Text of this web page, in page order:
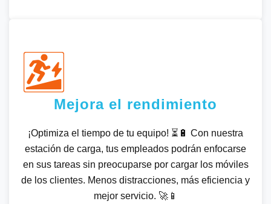
Mejora el rendimiento
¡Optimiza el tiempo de tu equipo! ⏳🔋 Con nuestra
estación de carga, tus empleados podrán enfocarse
en sus tareas sin preocuparse por cargar los móviles
de los clientes. Menos distracciones, más eficiencia y
mejor servicio. 🚀📱